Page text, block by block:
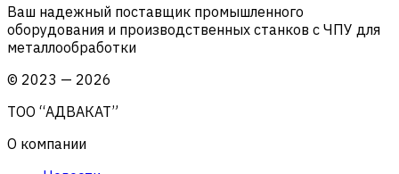
Ваш надежный поставщик промышленного
оборудования и производственных станков с ЧПУ для
металлообработки
© 2023 — 2026
ТОО “АДВАКАТ”
О компании